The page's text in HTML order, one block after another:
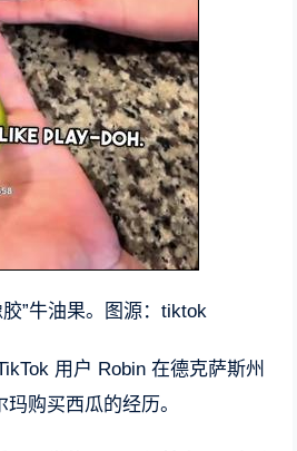
”牛油果。图源：tiktok
用户 Robin 在德克萨斯州
购买西瓜的经历。